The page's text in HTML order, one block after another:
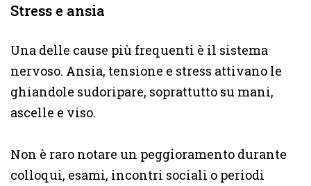
Stress e ansia
Una delle cause più frequenti è il sistema
nervoso. Ansia, tensione e stress attivano le
ghiandole sudoripare, soprattutto su mani,
ascelle e viso.
Non è raro notare un peggioramento durante
colloqui, esami, incontri sociali o periodi